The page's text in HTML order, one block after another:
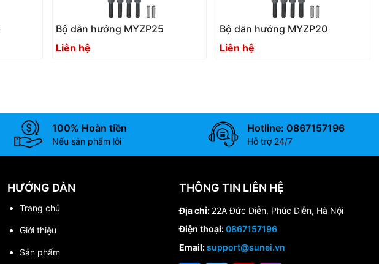
Bộ dẫn hướng MYZP25
Liên hệ
Bộ dẫn hướng MYZP20
Liên hệ
100% Hoàn tiền
Nếu sản phẩm lỗi
Hotline: 0867157196
Hỗ trợ 24/7
HƯỚNG DẪN
Trang chủ
Giới thiệu
Sản phẩm
THÔNG TIN LIÊN HỆ
Địa chỉ: 22A Đức Diễn, Phúc Diễn, Hà Nội
Điện thoại:0867157196
Email:support@sunei.vn